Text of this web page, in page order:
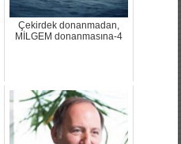
Çekirdek donanmadan,
MİLGEM donanmasına-4